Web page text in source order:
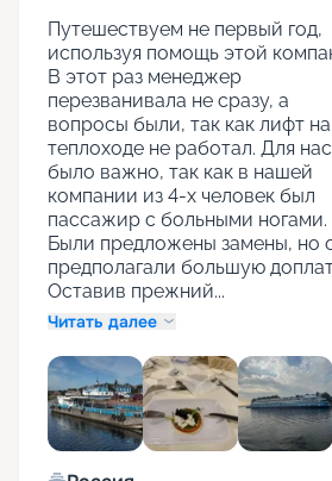
Путешествуем не первый год,
используя помощь этой
В этот раз менеджер
перезванивала не сразу, а
вопросы были, так как лифт на
теплоходе не работал. Для
было важно, так как в нашей
компании из 4-х человек был
пассажир с больными ногами.
Были предложены замены, но
предполагали большую
Оставив прежний...
Читать далее